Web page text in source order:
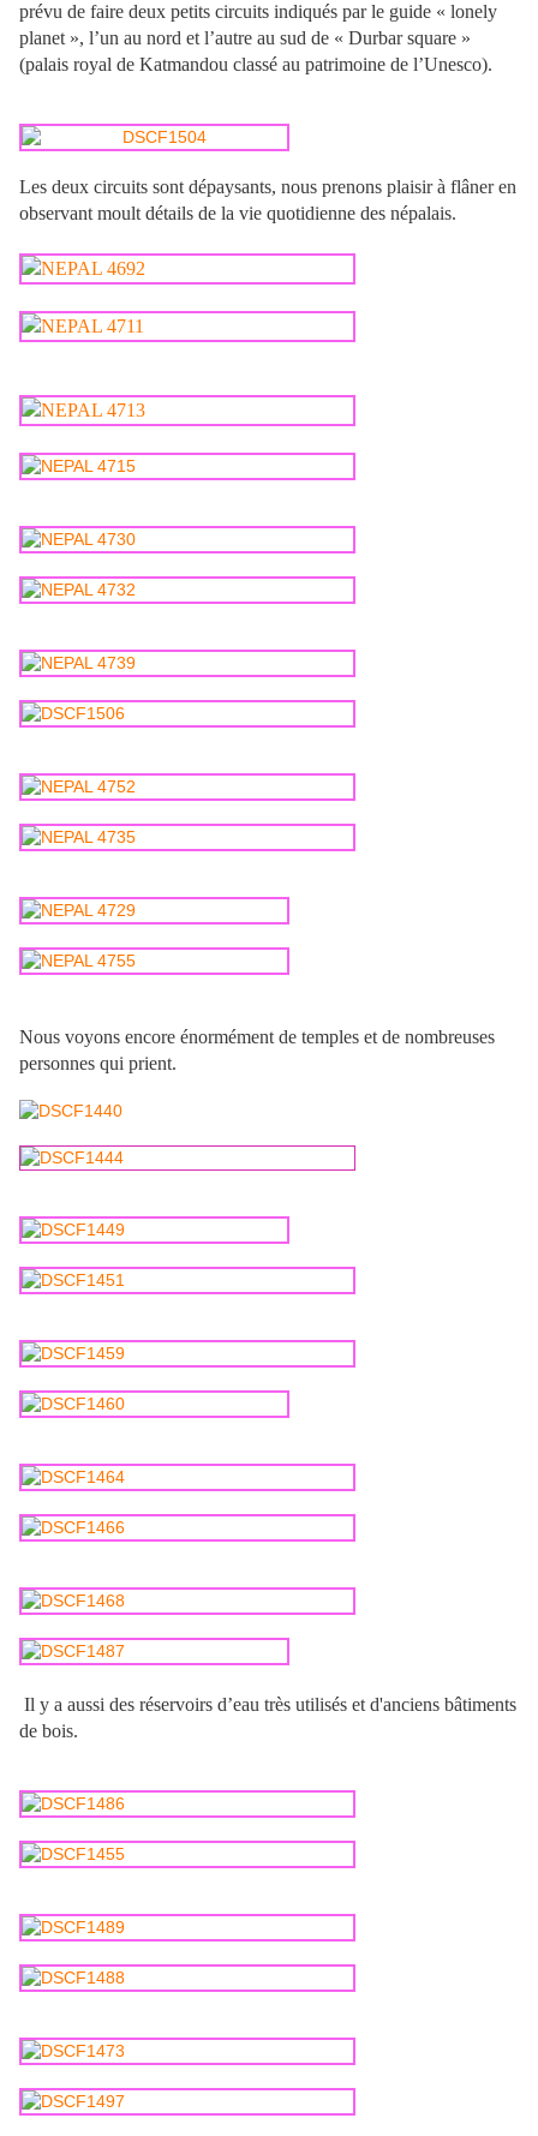
prévu de faire deux petits circuits indiqués par le guide « lonely
planet », l’un au nord et l’autre au sud de « Durbar square »
(palais royal de Katmandou classé au patrimoine de l’Unesco).
Les deux circuits sont dépaysants, nous prenons plaisir à flâner en
observant moult détails de la vie quotidienne des népalais.
Nous voyons encore énormément de temples et de nombreuses
personnes qui prient.
Il y a aussi des réservoirs d’eau très utilisés et d'anciens bâtiments
de bois.